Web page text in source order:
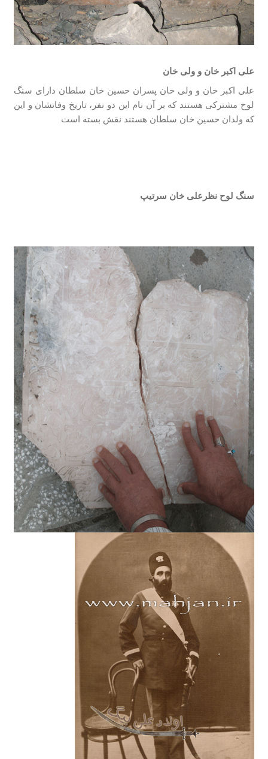
علی اکبر خان و ولی خان
علی اکبر خان و ولی خان پسران حسین خان سلطان دارای سنگ
لوح مشترکی هستند که بر آن نام این دو نفر، تاریخ وفاتشان و این
که ولدان حسین خان سلطان هستند نقش بسته است
سنگ لوح نظرعلی خان سرتیپ